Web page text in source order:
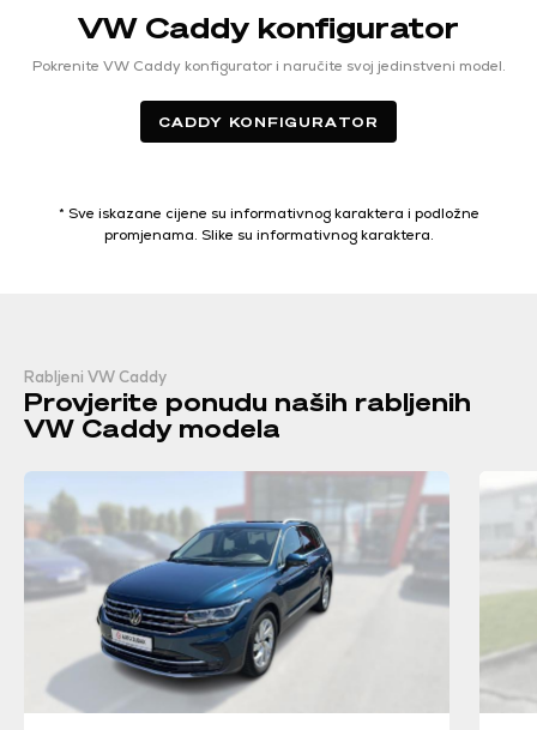
VW Caddy konfigurator
Pokrenite VW Caddy konfigurator i naručite svoj jedinstveni model.
CADDY KONFIGURATOR
* Sve iskazane cijene su informativnog karaktera i podložne
promjenama. Slike su informativnog karaktera.
Rabljeni VW Caddy
Provjerite ponudu naših rabljenih
VW Caddy modela